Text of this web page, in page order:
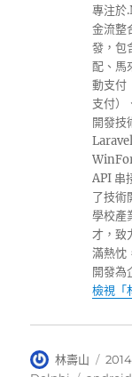
專注於
金流整
發，包
配、馬
動支付
支付）
開發技
API 串
了技術
學校產
才，致
滿熱忱
開發為
檢視「
作
林壽山
發